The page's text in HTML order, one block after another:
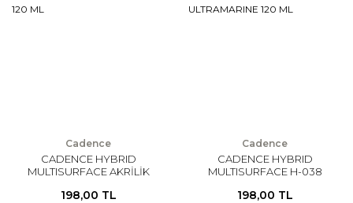
Cadence
CADENCE HYBRID
MULTISURFACE AKRİLİK
198,00 TL
Cadence
CADENCE HYBRID
MULTISURFACE H-038
198,00 TL